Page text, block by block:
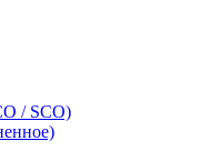
/ SCO)